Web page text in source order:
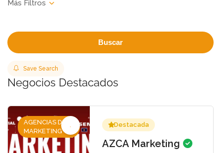
Buscar
Save Search
Negocios Destacados
AGENCIAS DE
MARKETING
Destacada
AZCA Marketing